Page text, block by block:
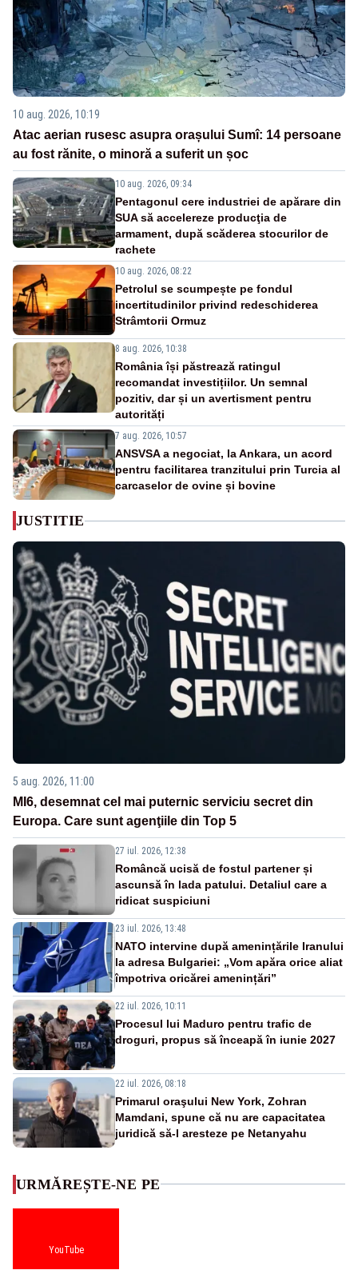
10 aug. 2026, 10:19
Atac aerian rusesc asupra orașului Sumî: 14 persoane
au fost rănite, o minoră a suferit un șoc
10 aug. 2026, 09:34
Pentagonul cere industriei de apărare din
SUA să accelereze producţia de
armament, după scăderea stocurilor de
rachete
10 aug. 2026, 08:22
Petrolul se scumpește pe fondul
incertitudinilor privind redeschiderea
Strâmtorii Ormuz
8 aug. 2026, 10:38
România își păstrează ratingul
recomandat investițiilor. Un semnal
pozitiv, dar și un avertisment pentru
autorități
7 aug. 2026, 10:57
ANSVSA a negociat, la Ankara, un acord
pentru facilitarea tranzitului prin Turcia al
carcaselor de ovine și bovine
JUSTITIE
5 aug. 2026, 11:00
MI6, desemnat cel mai puternic serviciu secret din
Europa. Care sunt agenţiile din Top 5
27 iul. 2026, 12:38
Româncă ucisă de fostul partener și
ascunsă în lada patului. Detaliul care a
ridicat suspiciuni
23 iul. 2026, 13:48
NATO intervine după amenințările Iranului
la adresa Bulgariei: „Vom apăra orice aliat
împotriva oricărei amenințări”
22 iul. 2026, 10:11
Procesul lui Maduro pentru trafic de
droguri, propus să înceapă în iunie 2027
22 iul. 2026, 08:18
Primarul oraşului New York, Zohran
Mamdani, spune că nu are capacitatea
juridică să-l aresteze pe Netanyahu
URMĂREȘTE-NE PE
YouTube